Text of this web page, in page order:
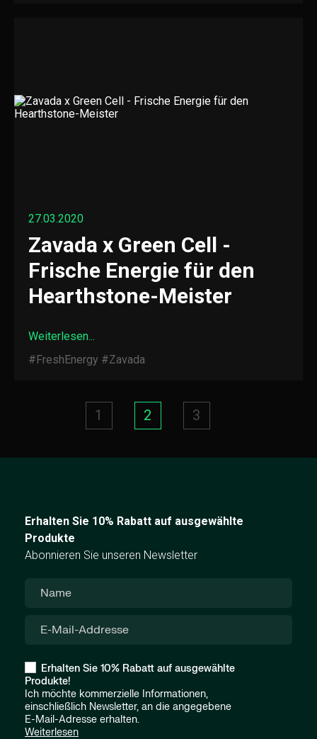
27.03.2020
Zavada x Green Cell -
Frische Energie für den
Hearthstone-Meister
Weiterlesen...
#FreshEnergy #Zavada
1 2 3
Erhalten Sie 10% Rabatt auf ausgewählte
Produkte
Abonnieren Sie unseren Newsletter
Erhalten Sie 10% Rabatt auf ausgewählte
Produkte!
Ich möchte kommerzielle Informationen,
einschließlich Newsletter, an die angegebene
E-Mail-Adresse erhalten.
Weiterlesen